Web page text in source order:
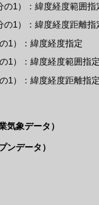
の1）：緯度経度範囲指
の1）：緯度経度距離指
1）：緯度経度指定
1）：緯度経度範囲指
1）：緯度経度距離指
気象データ）
ンデータ）